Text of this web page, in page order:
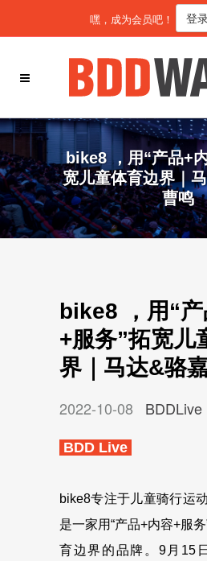
嘿，成为会员吧！ 登
bike8 ，用“产品+
宽儿童体育边界｜
曹鸣
bike8 ，用“
+服务”拓宽儿
界｜马达&骆
2022-10-08 BDDLive
BDD Live
bike8专注于儿童骑行运
是一家用“产品+内容+服
育边界的品牌。9月15